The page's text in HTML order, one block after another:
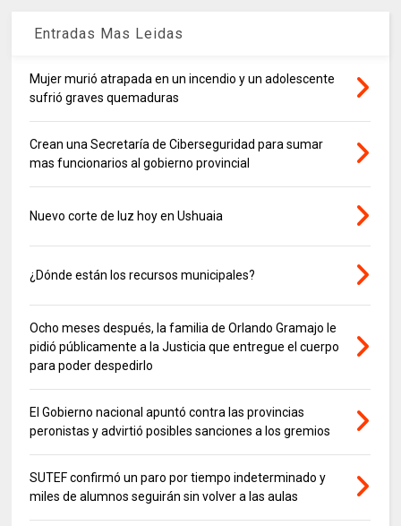
Entradas Mas Leidas
Mujer murió atrapada en un incendio y un adolescente
sufrió graves quemaduras
Crean una Secretaría de Ciberseguridad para sumar
mas funcionarios al gobierno provincial
Nuevo corte de luz hoy en Ushuaia
¿Dónde están los recursos municipales?
Ocho meses después, la familia de Orlando Gramajo le
pidió públicamente a la Justicia que entregue el cuerpo
para poder despedirlo
El Gobierno nacional apuntó contra las provincias
peronistas y advirtió posibles sanciones a los gremios
SUTEF confirmó un paro por tiempo indeterminado y
miles de alumnos seguirán sin volver a las aulas